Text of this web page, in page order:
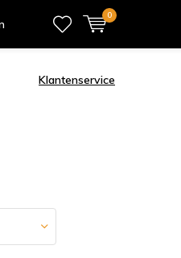
0
Klantenservice